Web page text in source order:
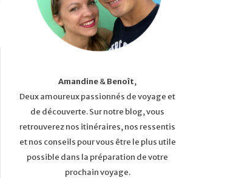
Amandine&Benoît,
Deux amoureux passionnés de voyage et
de découverte. Sur notre blog, vous
retrouverez nos itinéraires, nos ressentis
et nos conseils pour vous être le plus utile
possible dans la préparation de votre
prochain voyage.